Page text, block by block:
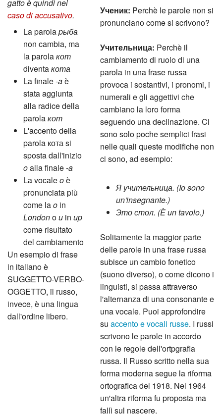
caso di accusativo
La parola pыба
non cambia, ma
la parola кот
diventa кота
La finale-aè
stata aggiunta
alla radice della
parola кот
L'accento della
parola кота si
sposta dall'inizio
oalla finale-a
La vocaleoè
pronunciata più
come la o in
Londonou in up
come risultato
del cambiamento
Un esempio di frase
in italiano è
SUGGETTO-VERBO-
OGGETTO, il russo,
invece, è una lingua
dall'ordine libero.
Ученик: Perchè le parole non si
pronunciano come si scrivono?
Учительница: Perchè il
cambiamento di ruolo di una
parola in una frase russa
provoca i sostantivi, i pronomi, i
numerali e gli aggettivi che
cambiano la loro forma
seguendo una declinazione. Ci
sono solo poche semplici frasi
nelle quali queste modifiche non
ci sono, ad esempio:
Я учительница. (Io sono
un'insegnante.)
Это стол. (È un tavolo.)
Solitamente la maggior parte
delle parole in una frase russa
subisce un cambio fonetico
(suono diverso), o come dicono i
linguisti, si passa attraverso
l'alternanza di una consonante e
una vocale. Puoi approfondire
su accento e vocali russe. I russi
scrivono le parole in accordo
con le regole dell'ortpgrafia
russa. Il Russo scritto nella sua
forma moderna segue la riforma
ortografica del 1918. Nel 1964
un'altra riforma fu proposta ma
fallì sul nascere.